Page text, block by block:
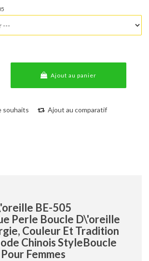
Ajout au panier
souhaits Ajout au comparatif
BE-505
Perle Boucle D\'oreille
Couleur Et Tradition
Chinois StyleBoucle
Femmes